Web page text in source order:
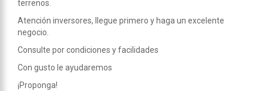
terrenos.
Atención inversores, llegue primero y haga un excelente
negocio.
Consulte por condiciones y facilidades
Con gusto le ayudaremos
¡Proponga!